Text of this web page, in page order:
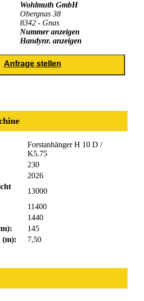
Wohlmuth GmbH
Obergnas 38
8342 - Gnas
Nummer anzeigen
Handynr. anzeigen
Forstanhänger H 10 D /
K5.75
230
2026
13000
11400
1440
145
(m):
7,50